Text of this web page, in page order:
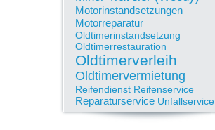
Motorinstandsetzungen
Motorreparatur
Oldtimerinstandsetzung
Oldtimerrestauration
Oldtimerverleih
Oldtimervermietung
Reifendienst Reifenservice
Reparaturservice Unfallservice